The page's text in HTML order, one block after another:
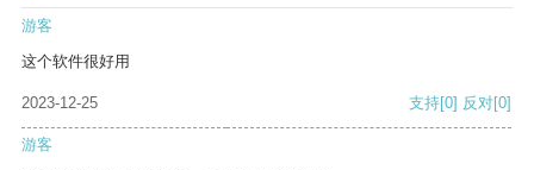
游客
这个软件很好用
2023-12-25 支持[0] 反对[0]
游客